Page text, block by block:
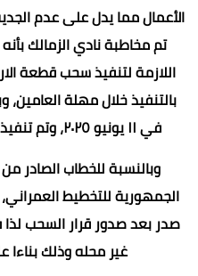
تم مخاطبة نادي الزمالك بأنه
اللازمة لتنفيذ سحب قطعة
بالتنفيذ خلال مهلة
في ١١ يونيو ٢٠٢٥، وتم تنفيذ القرار في ١٩ أغسطس ٢٠٢٥.
وبالنسبة للخطاب الصادر
صدر بعد صدور قرار السحب
غير محله وذلك بناءا